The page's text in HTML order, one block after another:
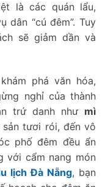
là các quán lẩu,
dân “cú đêm”. Tuy
sẽ giảm dần và
phá văn hóa,
nghỉ của thành
trứ danh như mì
tươi rói, đến vô
phố đêm đều ẩn
với cẩm nang món
lịch Đà Nẵng, bạn